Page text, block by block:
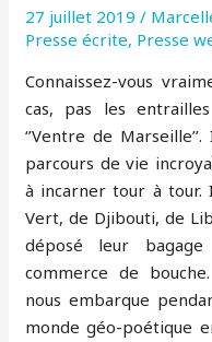
27 juillet 2019 /
Presse écrite, Presse
Connaissez-vous
cas, pas les
‘’Ventre de
parcours de vie
à incarner tour à tour.
Vert, de Djibouti, de
déposé leur
commerce de
nous embarque
monde géo-poétique